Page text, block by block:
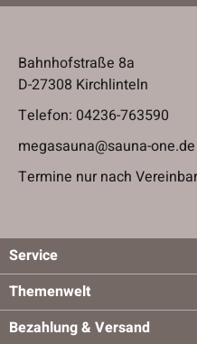
Bahnhofstraße 8a
D-27308 Kirchlinteln
Telefon: 04236-763590
megasauna@sauna-one.de
Termine nur nach
Service
Themenwelt
Bezahlung & Versand